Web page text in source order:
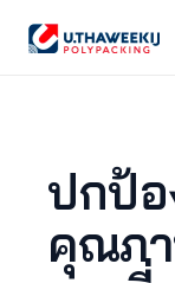
ปกป้อ
คุณภ